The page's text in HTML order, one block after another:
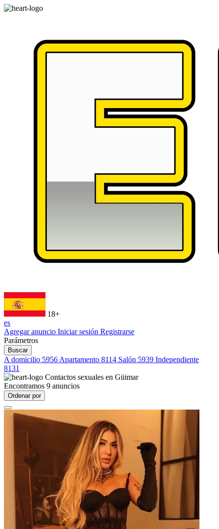
18+
es
Agregar anuncio Iniciar sesión Registrarse
Parámetros
Buscar
A domicilio 5956 Apartamento 8114 Salón 5939 Independiente
8131
Contactos sexuales en Güimar
Encontramos 9 anuncios
Ordenar por